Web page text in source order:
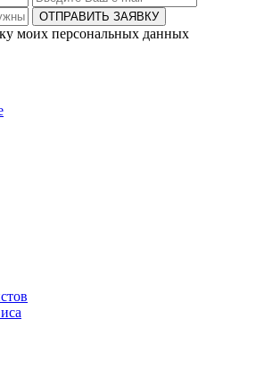
ОТПРАВИТЬ ЗАЯВКУ
моих персональных данных